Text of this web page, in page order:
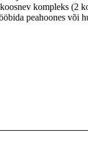
kompleks (2
peahoones või